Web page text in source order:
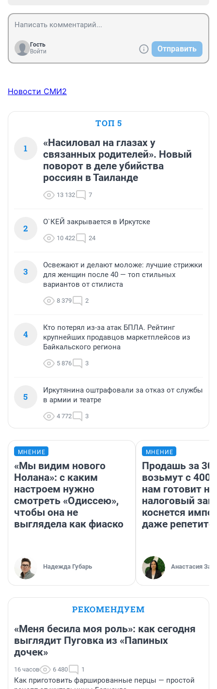
Гость
Войти
Отправить
Новости СМИ2
ТОП 5
1
«Насиловал на глазах у
связанных родителей». Новый
поворот в деле убийства
россиян в Таиланде
13 132 7
2
О`КЕЙ закрывается в Иркутске
10 422 24
3
Освежают и делают моложе: лучшие стрижки
для женщин после 40 — топ стильных
вариантов от стилиста
8 379 2
4
Кто потерял из-за атак БПЛА. Рейтинг
крупнейших продавцов маркетплейсов из
Байкальского региона
5 876 3
5
Иркутянина оштрафовали за отказ от службы
в армии и театре
4 772 3
МНЕНИЕ
«Мы видим нового
Нолана»: с каким
настроем нужно
смотреть «Одиссею»,
чтобы она не
выглядела как фиаско
Надежда Губарь
МНЕНИЕ
Продашь за
возьмут с
нам готовит
налоговый
коснется
даже
Анастасия
РЕКОМЕНДУЕМ
«Меня бесила моя роль»: как сегодня
выглядит Пуговка из «Папиных
дочек»
16 часов 6 480 1
Как приготовить фаршированные перцы — простой